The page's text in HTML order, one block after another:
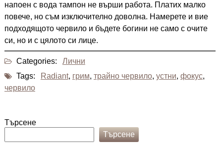
напоен с вода тампон не върши работа. Платих малко
повече, но съм изключително доволна. Намерете и вие
подходящото червило и бъдете богини не само с очите
си, но и с цялото си лице.
Categories:
Лични
Tags:
Radiant, грим, трайно червило, устни, фокус,
червило
Търсене
Търсене